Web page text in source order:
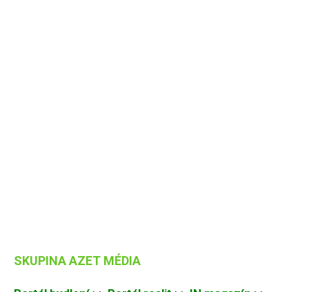
SKUPINA AZET MÉDIA